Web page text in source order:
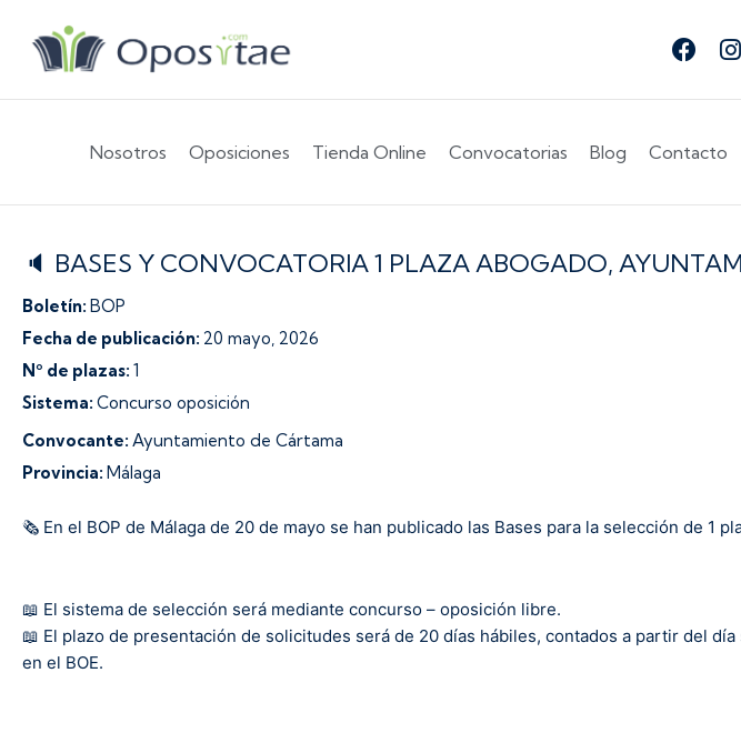
Nosotros Oposiciones Tienda Online Convocatorias Blog Contacto
🔈 BASES Y CONVOCATORIA 1 PLAZA ABOGADO,
Boletín: BOP
Fecha de publicación: 20 mayo, 2026
Nº de plazas: 1
Sistema: Concurso oposición
Convocante: Ayuntamiento de Cártama
Provincia: Málaga
🗞️ En el BOP de Málaga de 20 de mayo se han publicado las Bases para la selección de 1
📖 El sistema de selección será mediante concurso – oposición libre.
📖 El plazo de presentación de solicitudes será de 20 días hábiles, contados a partir del
en el BOE.